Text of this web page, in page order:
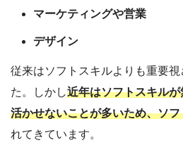
マーケティングや営業
デザイン
従来はソフトスキルよりも重要
た。しかし近年はソフトスキル
活かせないことが多いため、ソ
れてきています。